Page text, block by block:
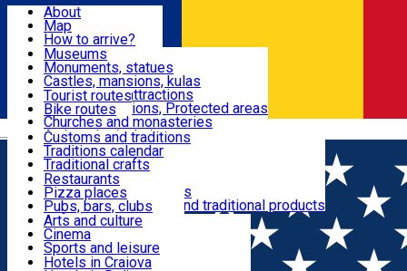
Română
Attractions
Routes
Customs, Traditions
Food & Drinks
Leisure & Fun
Accommodation
About
Map
How to arrive?
Recommendations
Tourist attractions
News
Museums
Monuments, statues
Castles, mansions, kulas
Architectural attractions
Natural attractions, Protected areas
Churches and monasteries
Archaeological sites
Parks and gardens
Tourist routes
Bike routes
Customs and traditions
Traditions calendar
Traditional crafts
Traditional cuisine
Wineries and vineyards
Local manufacturers and traditional products
Restaurants
Pizza places
Pubs, bars, clubs
Cafes and teahouses
Sweets and ice cream
Fast-food
Arts and culture
Cinema
Sports and leisure
Horse riding
Hotels in Craiova